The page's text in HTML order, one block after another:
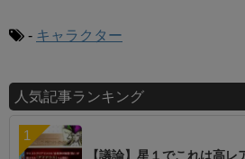
- キャラクター
人気記事ランキング
【議論】星１でこれは高レ